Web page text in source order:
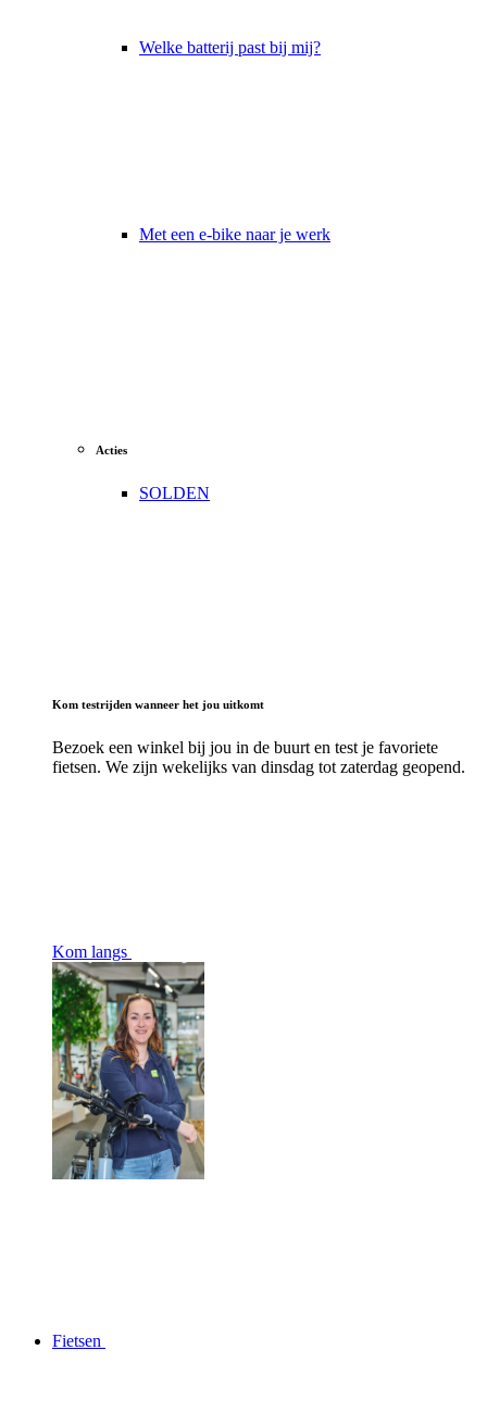
Welke batterij past bij mij?
Met een e-bike naar je werk
Acties
SOLDEN
Kom testrijden wanneer het jou uitkomt
Bezoek een winkel bij jou in de buurt en test je favoriete
fietsen. We zijn wekelijks van dinsdag tot zaterdag geopend.
Kom langs
Fietsen